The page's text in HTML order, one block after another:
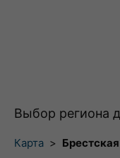
Выбор региона
Карта >